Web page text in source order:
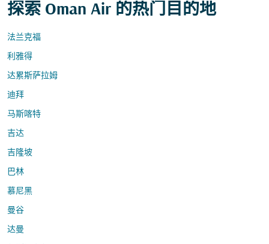
探索 Oman Air 的热门目的地
法兰克福
利雅得
达累斯萨拉姆
迪拜
马斯喀特
吉达
吉隆坡
巴林
慕尼黑
曼谷
达曼